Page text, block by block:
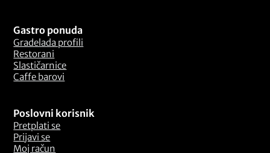
Gastro ponuda
Gradelada profili
Restorani
Slastičarnice
Caffe barovi
Poslovni korisnik
Pretplati se
Prijavi se
Moj račun